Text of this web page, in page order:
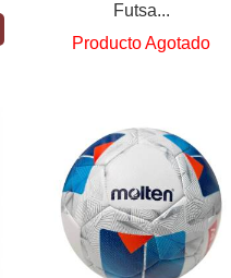
Futsa...
Producto Agotado